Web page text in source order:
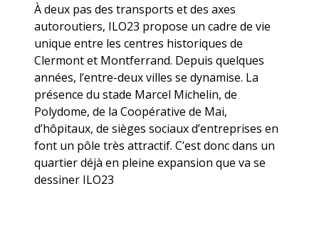
À deux pas des transports et des axes
autoroutiers, ILO23 propose un cadre de vie
unique entre les centres historiques de
Clermont et Montferrand. Depuis quelques
années, l’entre-deux villes se dynamise. La
présence du stade Marcel Michelin, de
Polydome, de la Coopérative de Mai,
d’hôpitaux, de sièges sociaux d’entreprises en
font un pôle très attractif. C’est donc dans un
quartier déjà en pleine expansion que va se
dessiner ILO23